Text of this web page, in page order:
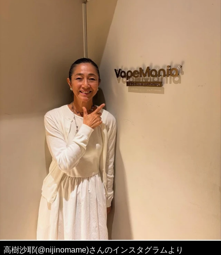
高樹沙耶(@nijinomame)さんのインスタグラムより